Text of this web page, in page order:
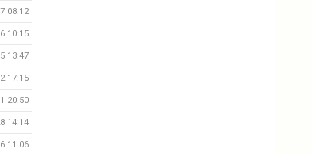
08:12
10:15
13:47
17:15
20:50
14:14
11:06